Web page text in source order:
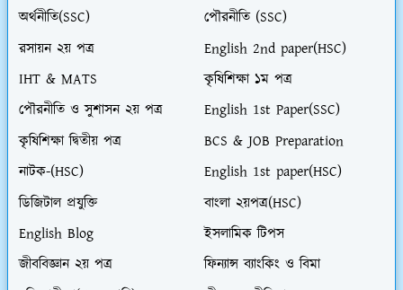
অর্থনীতি(SSC)
পৌরনীতি (SSC)
রসায়ন ২য় পত্র
English 2nd paper(HSC)
IHT & MATS
কৃষিশিক্ষা ১ম পত্র
পৌরনীতি ও সুশাসন ২য় পত্র
English 1st Paper(SSC)
কৃষিশিক্ষা দ্বিতীয় পত্র
BCS & JOB Preparation
নাটক-(HSC)
English 1st paper(HSC)
ডিজিটাল প্রযুক্তি
বাংলা ২য়পত্র(HSC)
English Blog
ইসলামিক টিপস
জীববিজ্ঞান ২য় পত্র
ফিন্যান্স ব্যাংকিং ও বিমা